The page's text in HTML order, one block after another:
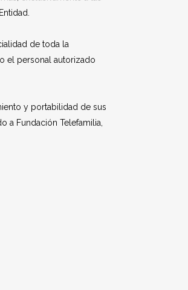
de toda la
el personal autorizado
y portabilidad de sus
a Fundación Telefamilia,